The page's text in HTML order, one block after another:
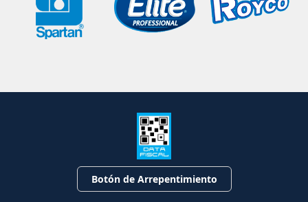
Botón de Arrepentimiento